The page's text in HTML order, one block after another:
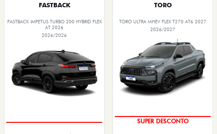
FASTBACK
FASTBACK IMPETUS TURBO 200 HYBRID FLEX
AT 2026
2026/2026
TORO
TORO ULTRA MHEV FLEX T270 AT6 2027
2026/2027
SUPER DESCONTO